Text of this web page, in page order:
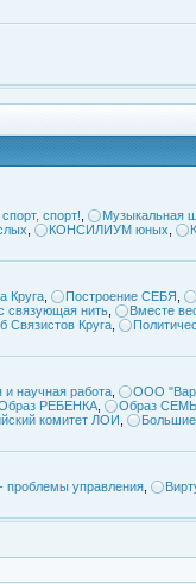
спорт! Музыкальная
КОНСИЛИУМ юных
Круга Построение СЕБЯ
связующая нить Вместе
Связистов Круга
и научная работа ООО
РЕБЕНКА Образ
комитет ЛОИ
проблемы управления